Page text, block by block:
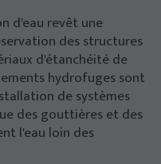
d'eau revêt une
des structures
d'étanchéité de
hydrofuges sont
de systèmes
des gouttières et des
l'eau loin des